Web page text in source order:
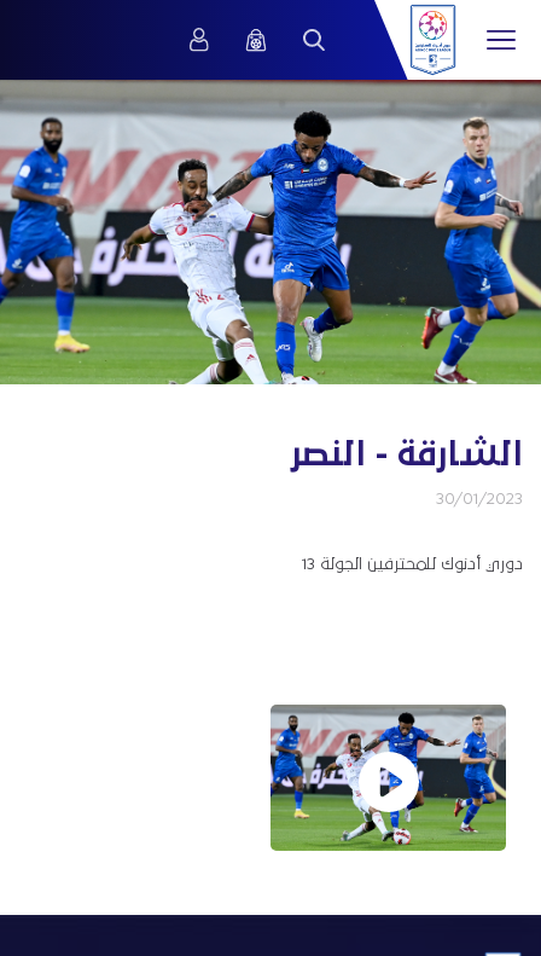
الشارقة - النصر
30/01/2023
دوري أدنوك للمحترفين الجولة 13